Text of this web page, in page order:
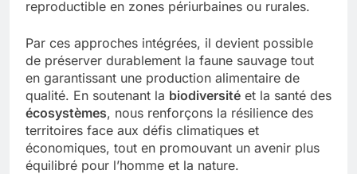
reproductible en zones périurbaines ou rurales.
Par ces approches intégrées, il devient possible
de préserver durablement la faune sauvage tout
en garantissant une production alimentaire de
qualité. En soutenant la biodiversité et la santé des
écosystèmes, nous renforçons la résilience des
territoires face aux défis climatiques et
économiques, tout en promouvant un avenir plus
équilibré pour l’homme et la nature.